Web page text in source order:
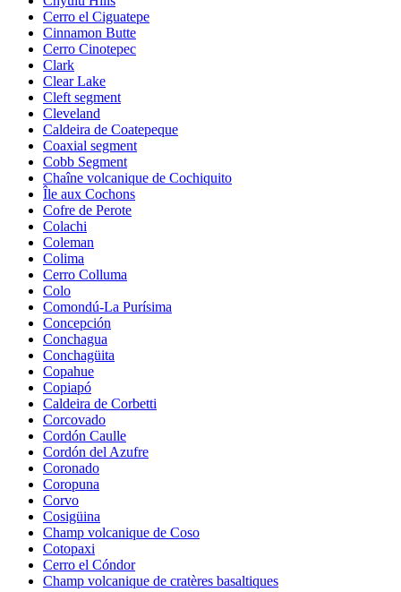
Cerro el Ciguatepe
Cinnamon Butte
Cerro Cinotepec
Clark
Clear Lake
Cleft segment
Cleveland
Caldeira de Coatepeque
Coaxial segment
Cobb Segment
Chaîne volcanique de Cochiquito
Île aux Cochons
Cofre de Perote
Colachi
Coleman
Colima
Cerro Colluma
Colo
Comondú-La Purísima
Concepción
Conchagua
Conchagüita
Copahue
Copiapó
Caldeira de Corbetti
Corcovado
Cordón Caulle
Cordón del Azufre
Coronado
Coropuna
Corvo
Cosigüina
Champ volcanique de Coso
Cotopaxi
Cerro el Cóndor
Champ volcanique de cratères basaltiques